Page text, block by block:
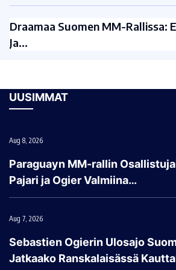
Draamaa Suomen MM-Rallissa:
Ja…
UUSIMMAT
Aug 8, 2026
Paraguayn MM-rallin
Pajari ja Ogier Valmiina…
Aug 7, 2026
Sebastien Ogierin Ulosajo
Jatkaako Ranskalaisässä